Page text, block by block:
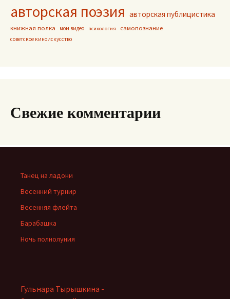
авторская поэзия авторская публицистика
книжная полка мои видео психология самопознание
советское киноискусство
Свежие комментарии
Танец на ладони
Весенний турнир
Весенняя флейта
Барабашка
Ночь полнолуния
Гульнара Тырышкина -